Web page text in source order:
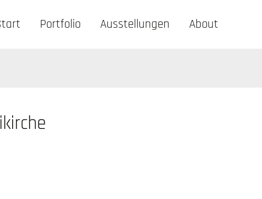
Portfolio Ausstellungen About